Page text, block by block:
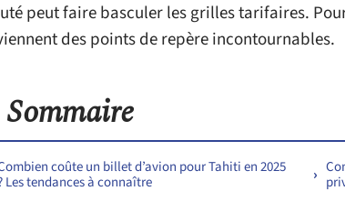
peut faire basculer les grilles tarifaires.
des points de repère incontournables.
Sommaire
coûte un billet d’avion pour Tahiti en 2025
Les tendances à connaître